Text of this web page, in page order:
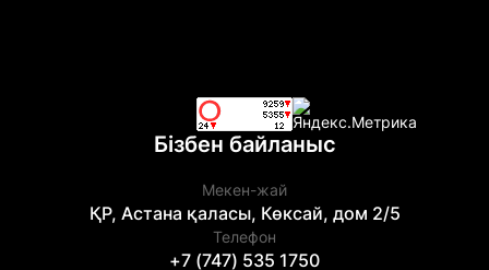
Бізбен байланыс
Мекен-жай
ҚР, Астана қаласы, Көксай, дом 2/5
Телефон
+7 (747) 535 1750